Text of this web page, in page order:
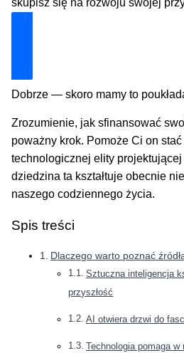
skupisz się na rozwoju swojej
Dobrze — skoro mamy to
Zrozumienie, jak sfinansować
poważny krok. Pomoże Ci on
technologicznej elity projektującej
dziedzina ta kształtuje obecnie
naszego codziennego życia.
Spis treści
Dlaczego warto poznać
Sztuczna inteligencja
przyszłość
AI otwiera drzwi do
Technologia pomaga